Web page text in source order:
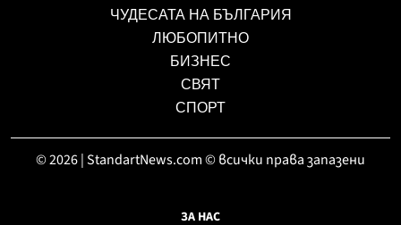
ЧУДЕСАТА НА БЪЛГАРИЯ
ЛЮБОПИТНО
БИЗНЕС
СВЯТ
СПОРТ
© 2026 | StandartNews.com © всички права запазени
ЗА НАС